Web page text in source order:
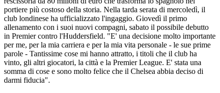
portiere più costoso della storia. Nella tarda serata di mercoledì, il
club londinese ha ufficializzato l'ingaggio. Giovedì il primo
allenamento con i suoi nuovi compagni, sabato il possibile debutto
in Premier contro l'Huddersfield. "E' una decisione molto importante
per me, per la mia carriera e per la mia vita personale - le sue prime
parole - Tantissime cose mi hanno attratto, i titoli che il club ha
vinto, gli altri giocatori, la città e la Premier League. E' stata una
somma di cose e sono molto felice che il Chelsea abbia deciso di
darmi fiducia".